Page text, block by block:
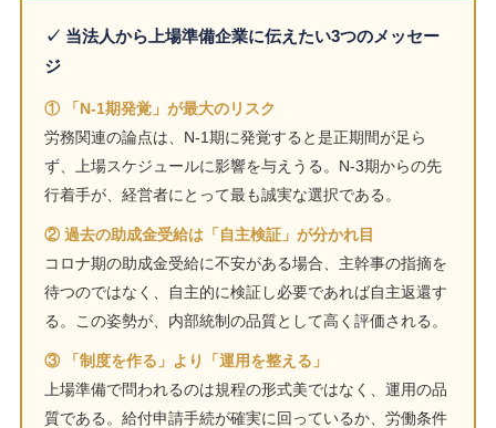
✓ 当法人から上場準備企業に伝えたい3つのメッセー
ジ
① 「N-1期発覚」が最大のリスク
労務関連の論点は、N-1期に発覚すると是正期間が足ら
ず、上場スケジュールに影響を与えうる。N-3期からの先
行着手が、経営者にとって最も誠実な選択である。
② 過去の助成金受給は「自主検証」が分かれ目
コロナ期の助成金受給に不安がある場合、主幹事の指摘を
待つのではなく、自主的に検証し必要であれば自主返還す
る。この姿勢が、内部統制の品質として高く評価される。
③ 「制度を作る」より「運用を整える」
上場準備で問われるのは規程の形式美ではなく、運用の品
質である。給付申請手続が確実に回っているか、労働条件